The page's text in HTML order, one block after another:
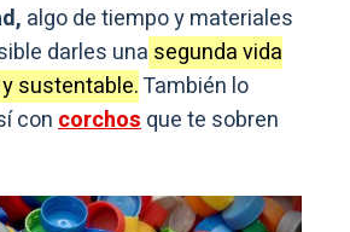
algo de tiempo y materiales
darles una segunda vida
sustentable.También lo
concorchosque te sobren